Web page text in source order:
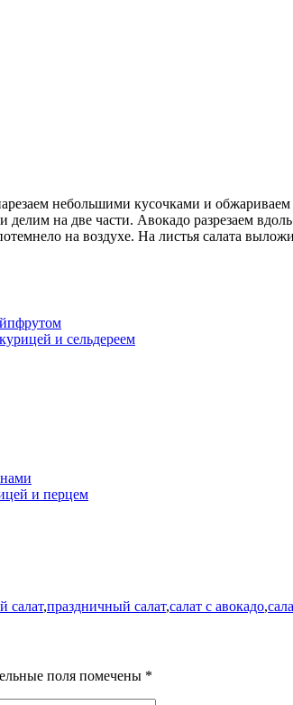
небольшими кусочками и
на две части. Авокадо разрезаем
на воздухе. На листья салата
и сельдереем
и перцем
салат,праздничный салат,салат с авокадо,
поля помечены *